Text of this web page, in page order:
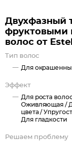
восстановить
Экстракт
головы,
выпадение;
Элементы
Витаминный
новые
Двухфазные
позволяют
Двухфазный
фруктовыми
волос от
Тип волос
Для
Эффект
Для роста
Оживляющая /
цвета /
Для гладкости
Решаем проблему